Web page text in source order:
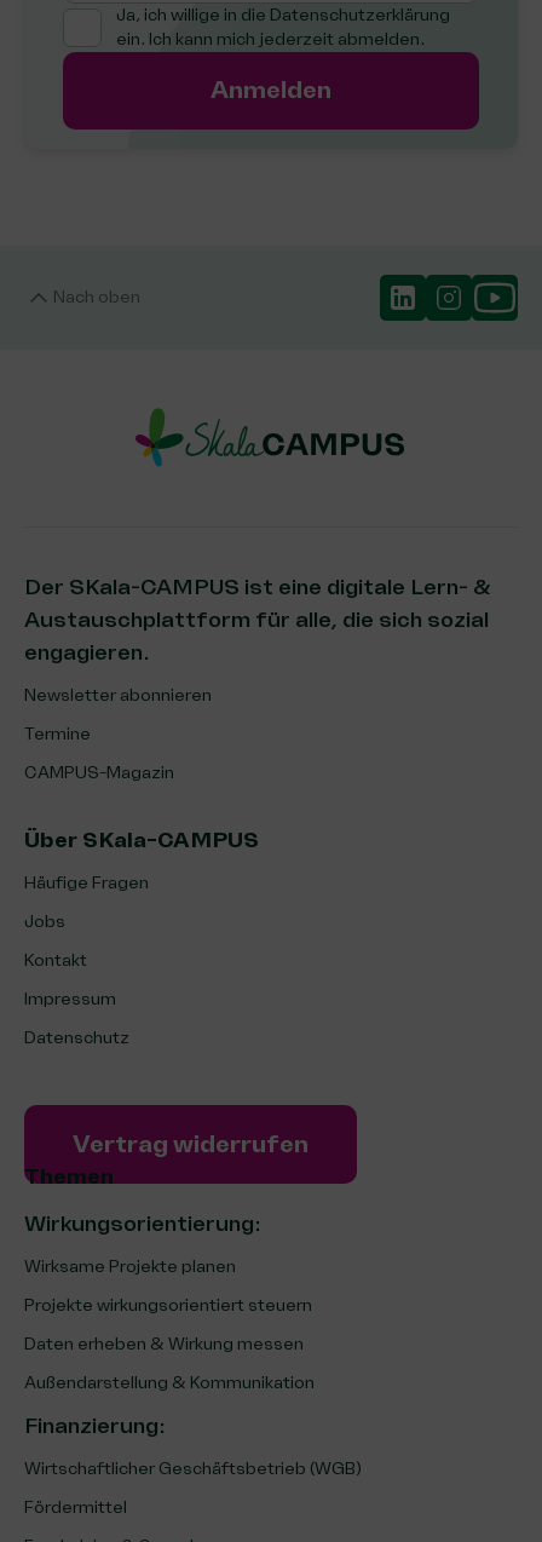
Ja, ich willige in die Datenschutzerklärung
ein. Ich kann mich jederzeit abmelden.
Anmelden
Nach oben
Der SKala-CAMPUS ist eine digitale Lern- &
Austauschplattform für alle, die sich sozial
engagieren.
Newsletter abonnieren
Termine
CAMPUS-Magazin
Über SKala-CAMPUS
Häufige Fragen
Jobs
Kontakt
Impressum
Datenschutz
Vertrag widerrufen
Themen
Wirkungsorientierung:
Wirksame Projekte planen
Projekte wirkungsorientiert steuern
Daten erheben & Wirkung messen
Außendarstellung & Kommunikation
Finanzierung:
Wirtschaftlicher Geschäftsbetrieb (WGB)
Fördermittel